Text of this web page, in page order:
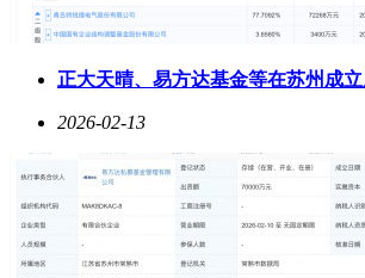
正大天晴、易方达基金等在苏州成
2026-02-13